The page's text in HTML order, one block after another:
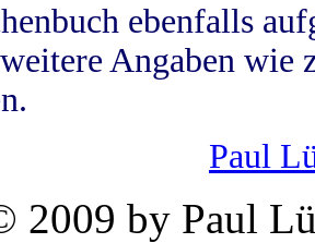
ebenfalls
Angaben wie
Paul
2009 by Paul